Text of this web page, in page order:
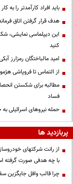
باید افراد کارآمدتر را
هدف قرار گرفتن اتاق‌
این دیپلماسی نمایشی،
کنید
امید مالباختگان رمزارز
از التماس تا فروپاشی
مطالبه برای شکستن
فساد
حمله نیروهای اسرائیلی
پربازدید ها
از رانت‌ شرکتهای
با چه هدفی صورت گرفته
چرا قالب وافل جایگزین